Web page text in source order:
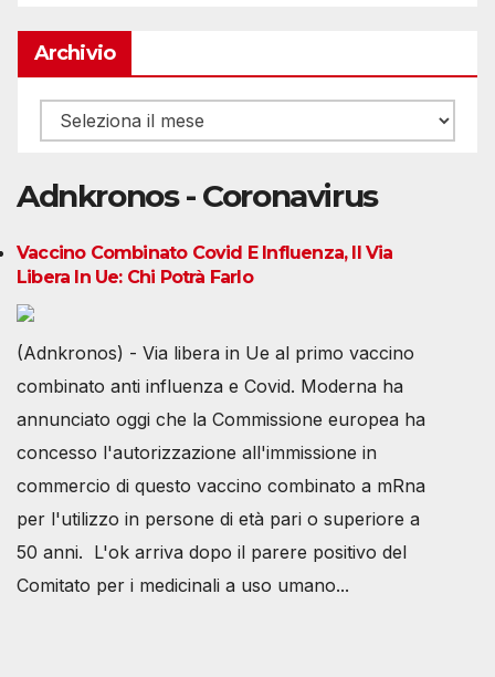
Archivio
Archivio
Adnkronos - Coronavirus
Vaccino Combinato Covid E Influenza, Il Via
Libera In Ue: Chi Potrà Farlo
(Adnkronos) - Via libera in Ue al primo vaccino
combinato anti influenza e Covid. Moderna ha
annunciato oggi che la Commissione europea ha
concesso l'autorizzazione all'immissione in
commercio di questo vaccino combinato a mRna
per l'utilizzo in persone di età pari o superiore a
50 anni. L'ok arriva dopo il parere positivo del
Comitato per i medicinali a uso umano...